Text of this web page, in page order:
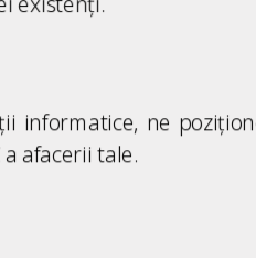
informatice, ne
afacerii tale.